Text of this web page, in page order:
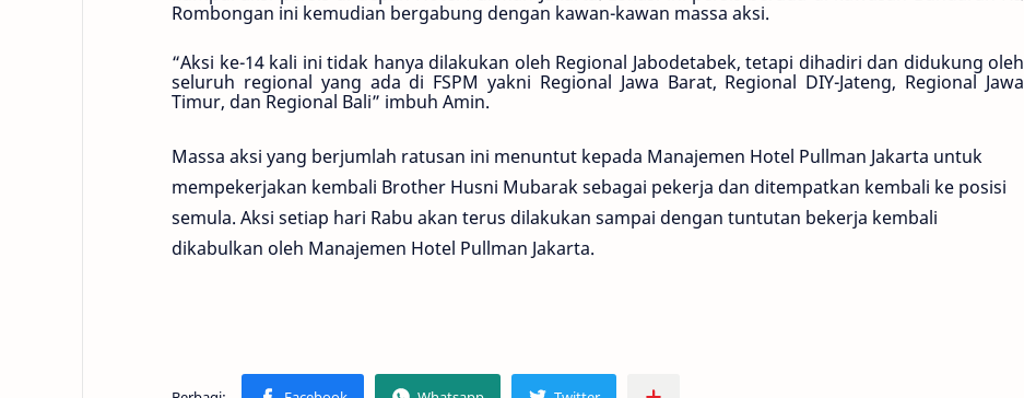
Rombongan ini kemudian bergabung dengan kawan-kawan massa aksi.
“Aksi ke-14 kali ini tidak hanya dilakukan oleh Regional Jabodetabek, tetapi dihadiri dan didukung oleh
seluruh regional yang ada di FSPM yakni Regional Jawa Barat, Regional DIY-Jateng, Regional Jawa
Timur, dan Regional Bali” imbuh Amin.
Massa aksi yang berjumlah ratusan ini menuntut kepada Manajemen Hotel Pullman Jakarta untuk
mempekerjakan kembali Brother Husni Mubarak sebagai pekerja dan ditempatkan kembali ke posisi
semula. Aksi setiap hari Rabu akan terus dilakukan sampai dengan tuntutan bekerja kembali
dikabulkan oleh Manajemen Hotel Pullman Jakarta.